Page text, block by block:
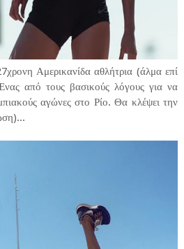
Αμερικανίδα αθλήτρια (άλμα επί
από τους βασικούς λόγους για να
αγώνες στο Ρίο. Θα κλέψει την